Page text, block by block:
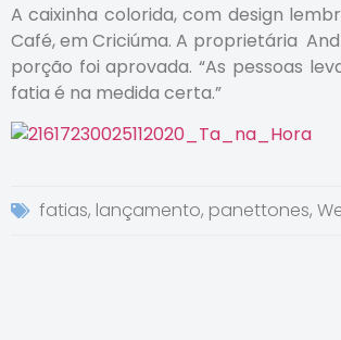
A caixinha colorida, com design
Café, em Criciúma. A proprietária
porção foi aprovada. “As pessoas
fatia é na medida certa.”
fatias, lançamento, panettones,